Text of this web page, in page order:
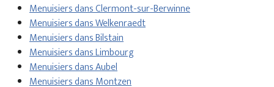
Menuisiers dans Clermont-sur-Berwinne
Menuisiers dans Welkenraedt
Menuisiers dans Bilstain
Menuisiers dans Limbourg
Menuisiers dans Aubel
Menuisiers dans Montzen